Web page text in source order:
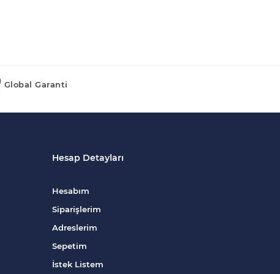
Global Garanti
Hesap Detayları
Hesabım
Siparişlerim
Adreslerim
Sepetim
İstek Listem